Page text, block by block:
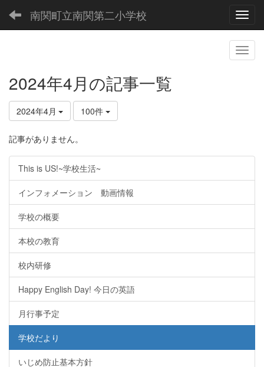
南関町立南関第二小学校
2024年4月の記事一覧
2024年4月 100件
記事がありません。
This is US!~学校生活~
インフォメーション 動画情報
学校の概要
本校の教育
校内研修
Happy English Day! 今日の英語
月行事予定
学校だより
いじめ防止基本方針